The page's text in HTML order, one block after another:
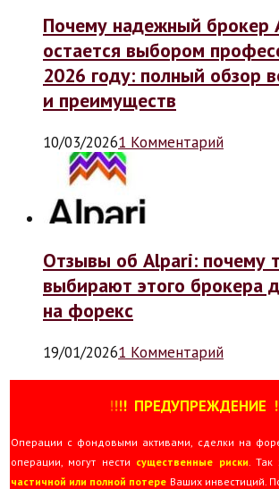
Почему надежный брокер
остается выбором
2026 году: полный обзор
и преимуществ
10/03/20261 Комментарий
Отзывы об Alpari: почему
выбирают этого брокера
на форекс
19/01/20261 Комментарий
!!!! ПРЕДУПРЕЖДЕНИЕ
Операции с фондовыми активами, сделки на
операции, могут нести существенные риски .
частичной или полной потере Ваших инвестиций.